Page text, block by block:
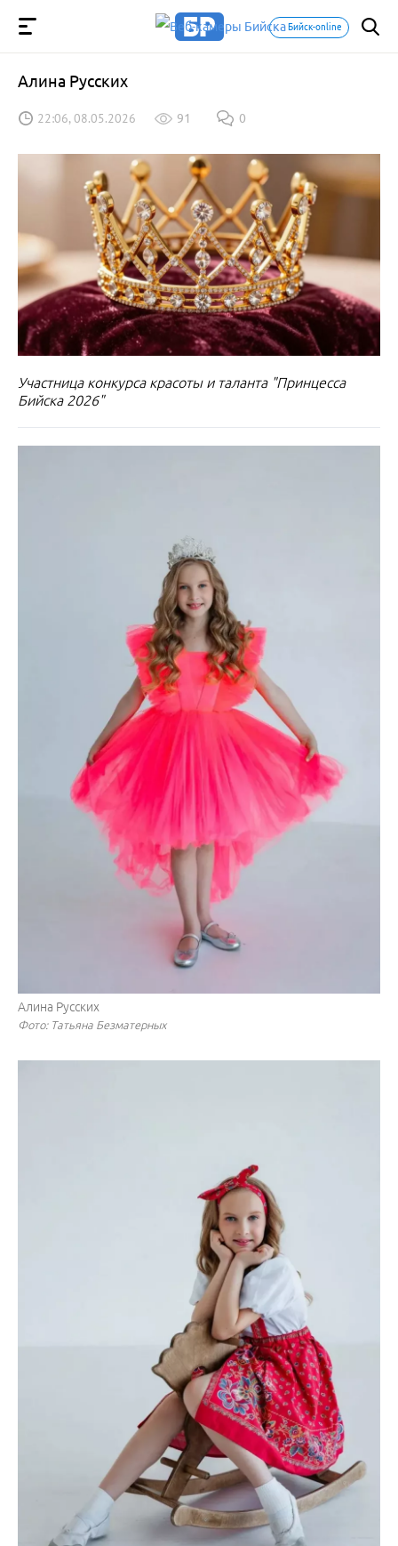
Бийск-online
Алина Русских
22:06, 08.05.2026 91 0
Участница конкурса красоты и таланта "Принцесса
Бийска 2026"
Алина Русских
Фото: Татьяна Безматерных